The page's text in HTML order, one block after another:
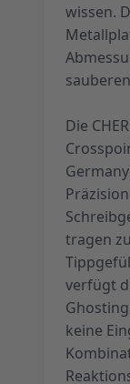
wissen.
Die
tragen
verfügt
keine